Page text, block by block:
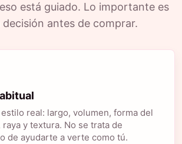
está guiado. Lo importante es
antes de comprar.
real: largo, volumen, forma del
y textura. No se trata de
de ayudarte a verte como tú.